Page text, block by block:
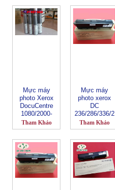
Mực máy
photo Xerox
DocuCentre
1080/2000-
CT201159
Tham Khảo
Mực máy
photo xerox
DC
236/286/336/2
055
(CT200417)
Tham Khảo